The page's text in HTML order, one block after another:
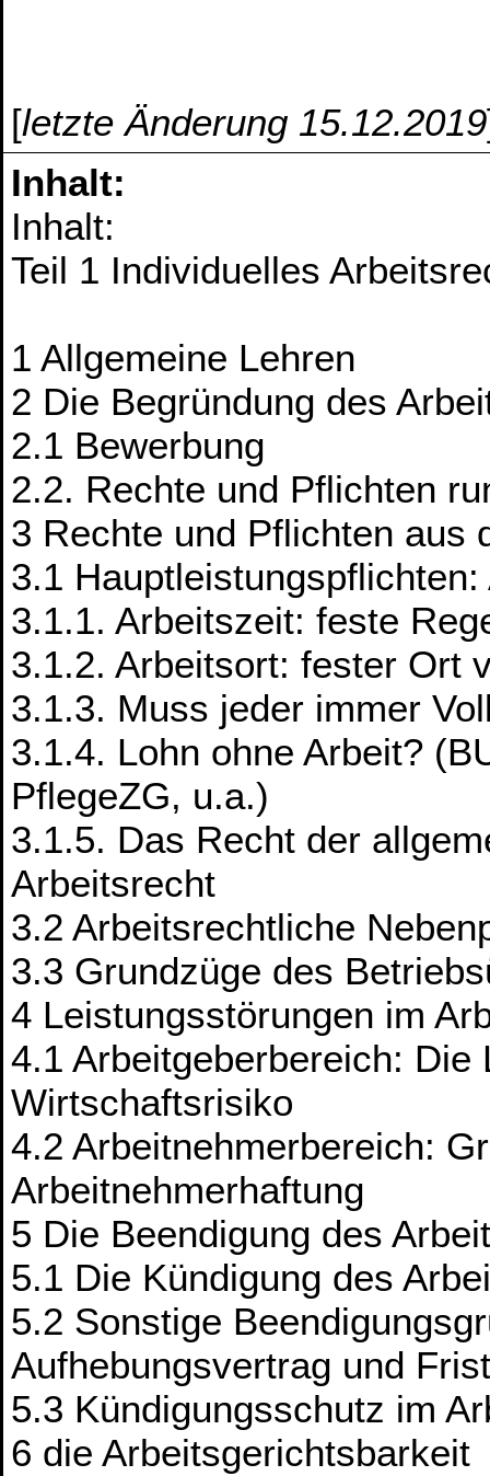
[letzte Änderung 15.12.2019
Inhalt:
Inhalt:
Teil 1 Individuelles
1 Allgemeine Lehren
2 Die Begründung des
2.1 Bewerbung
2.2. Rechte und Pflichten
3 Rechte und Pflichten aus
3.1
3.1.1. Arbeitszeit: feste
3.1.2. Arbeitsort: fester Ort
3.1.3. Muss jeder immer
3.1.4. Lohn ohne Arbeit?
PflegeZG, u.a.)
3.1.5. Das Recht der
Arbeitsrecht
3.2 Arbeitsrechtliche
3.3 Grundzüge des
4 Leistungsstörungen im
4.1 Arbeitgeberbereich:
Wirtschaftsrisiko
4.2 Arbeitnehmerbereich:
Arbeitnehmerhaftung
5 Die Beendigung des
5.1 Die Kündigung des
5.2 Sonstige
Aufhebungsvertrag und
5.3 Kündigungsschutz im
6 die Arbeitsgerichtsbarkeit